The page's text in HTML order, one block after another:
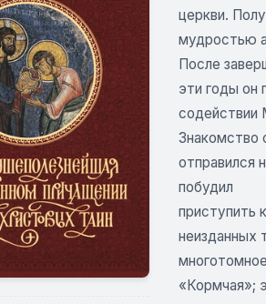
церкви.
мудростью
После
эти годы он
содействии
Знакомство
отправился
побудил
приступить
неизданных
«Кормчая»;